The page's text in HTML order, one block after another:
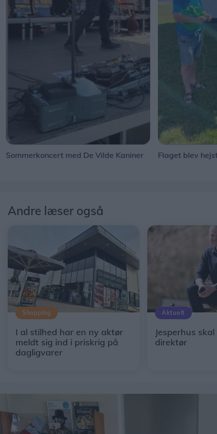
Sommerkoncert med De Vilde Kaniner Flaget blev
Andre læser også
Shopping
I al stilhed har en ny aktør
meldt sig ind i priskrig på
dagligvarer
Aktuelt
Jesperhus
direktør